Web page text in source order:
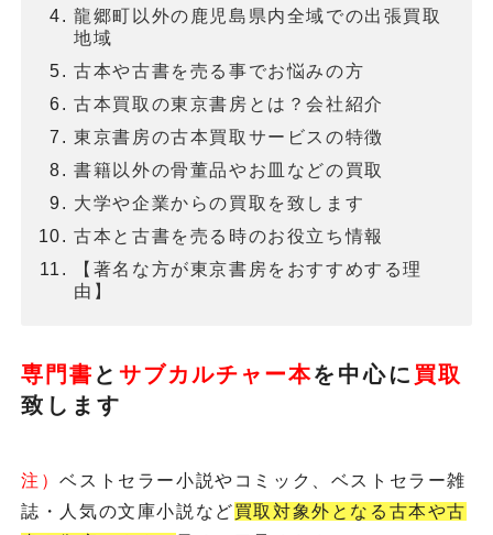
龍郷町以外の鹿児島県内全域での出張買取
地域
古本や古書を売る事でお悩みの方
古本買取の東京書房とは？会社紹介
東京書房の古本買取サービスの特徴
書籍以外の骨董品やお皿などの買取
大学や企業からの買取を致します
古本と古書を売る時のお役立ち情報
【著名な方が東京書房をおすすめする理
由】
専門書 とサブカルチャー本を 中心に 買取
致します
注）ベストセラー小説やコミック、ベストセラー雑
誌・人気の文庫小説など買取対象外となる古本や古